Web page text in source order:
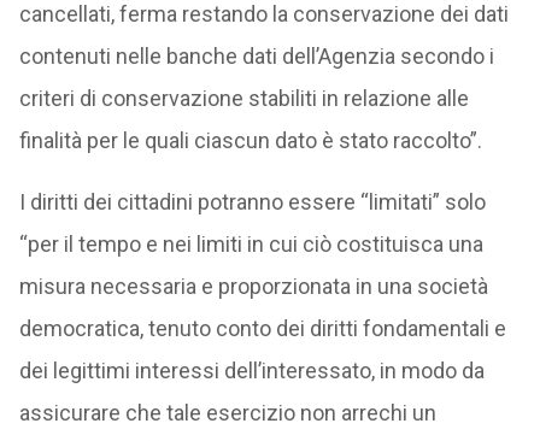
cancellati, ferma restando la conservazione dei dati
contenuti nelle banche dati dell’Agenzia secondo i
criteri di conservazione stabiliti in relazione alle
finalità per le quali ciascun dato è stato raccolto”.
I diritti dei cittadini potranno essere “limitati” solo
“per il tempo e nei limiti in cui ciò costituisca una
misura necessaria e proporzionata in una società
democratica, tenuto conto dei diritti fondamentali e
dei legittimi interessi dell’interessato, in modo da
assicurare che tale esercizio non arrechi un